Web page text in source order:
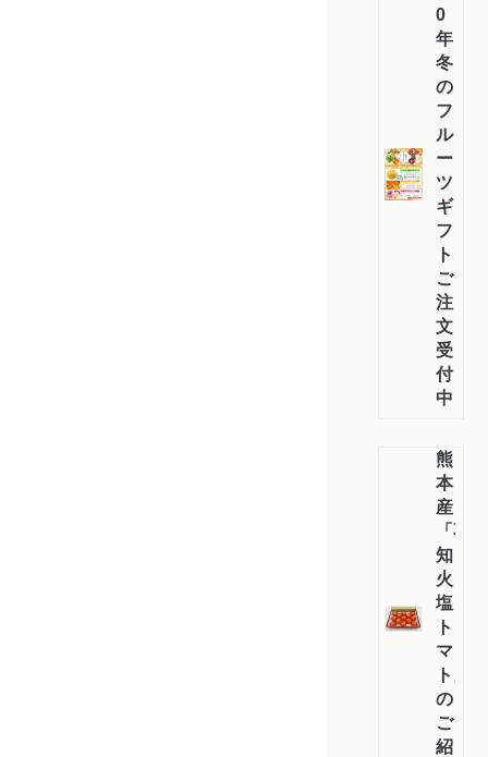
0
年
冬
の
フ
ル
ー
ツ
ギ
フ
ト
ご
注
文
受
付
中！
熊
本
産
「不
知
火
塩
ト
マ
ト」
の
ご
紹